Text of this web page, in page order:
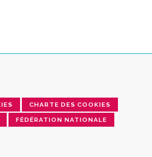
CHARTE DES COOKIES
FÉDÉRATION NATIONALE